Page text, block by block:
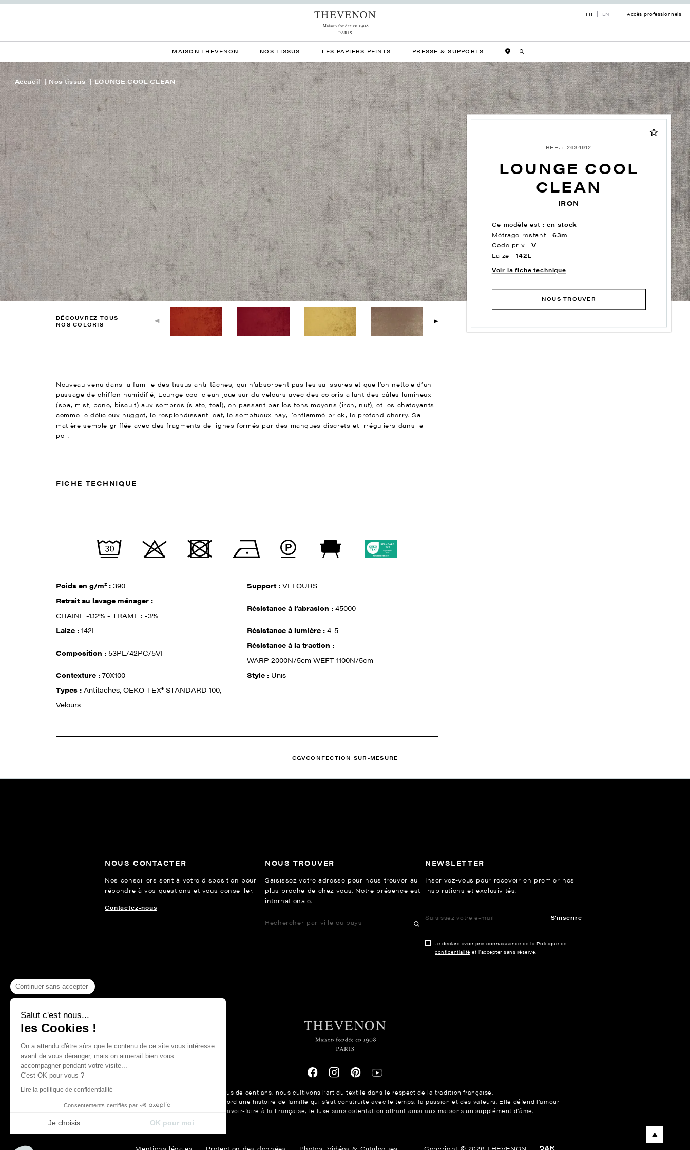
FR EN Accès professionnels
MAISON THEVENON NOS TISSUS LES PAPIERS PEINTS PRESSE & SUPPORTS
Accueil Nos tissus LOUNGE COOL CLEAN
RÉF. : 2634912
LOUNGE COOL
CLEAN
IRON
Ce modèle est : en stock
Métrage restant :63m
Code prix :V
Laize : 142L
Voir la fiche technique
NOUS TROUVER
DÉCOUVREZ TOUS
NOS COLORIS
Nouveau venu dans la famille des tissus anti-tâches, qui n’absorbent pas les salissures et que l’on nettoie d’un
passage de chiffon humidifié, Lounge cool clean joue sur du velours avec des coloris allant des pâles lumineux
(spa, mist, bone, biscuit) aux sombres (slate, teal), en passant par les tons moyens (iron, nut), et les chatoyants
comme le délicieux nugget, le resplendissant leaf, le somptueux hay, l’enflammé brick, le profond cherry. Sa
matière semble griffée avec des fragments de lignes formés par des manques discrets et irréguliers dans le
poil.
FICHE TECHNIQUE
Poids en g/m² :390 Support :VELOURS
Retrait au lavage ménager :
CHAINE -1.12% - TRAME : -3%
Résistance à l‘abrasion :45000
Laize :142L Résistance à lumière :4-5
Composition : 53PL/42PC/5VI
Résistance à la traction :
WARP 2000N/5cm WEFT 1100N/5cm
Contexture :70X100 Style : Unis
Types :Antitaches, OEKO-TEX® STANDARD 100,
Velours
CGVCONFECTION SUR-MESURE
NOUS CONTACTER
Nos conseillers sont à votre disposition pour
répondre à vos questions et vous conseiller.
Contactez-nous
NOUS TROUVER
Saisissez votre adresse pour nous trouver au
plus proche de chez vous. Notre présence est
internationale.
NEWSLETTER
Inscrivez-vous pour recevoir en premier nos
inspirations et exclusivités.
S'inscrire
Je déclare avoir pris connaissance de la Politique de
confidentialité et l’accepter sans réserve.
Depuis plus de cent ans, nous cultivons l’art du textile dans le respect de la tradition française.
La Maison Thevenon c’est d’abord une histoire de famille qui s’est construite avec le temps, la passion et des valeurs. Elle défend l’amour
des belles choses, le savoir-faire à la Française, le luxe sans ostentation offrant ainsi aux maisons un supplément d’âme.
Mentions légales Protection des données Photos, Vidéos & Catalogues Copyright © 2026 THEVENON
Continuer sans accepter
Salut c'est nous...
les Cookies !
On a attendu d'être sûrs que le contenu de ce site vous intéresse
avant de vous déranger, mais on aimerait bien vous
accompagner pendant votre visite...
C'est OK pour vous ?
Lire la politique de confidentialité
Consentements certifiés par
Je choisis OK pour moi